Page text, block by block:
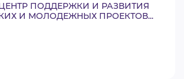
ПОДДЕРЖКИ И РАЗВИТИЯ
И МОЛОДЕЖНЫХ ПРОЕКТОВ...